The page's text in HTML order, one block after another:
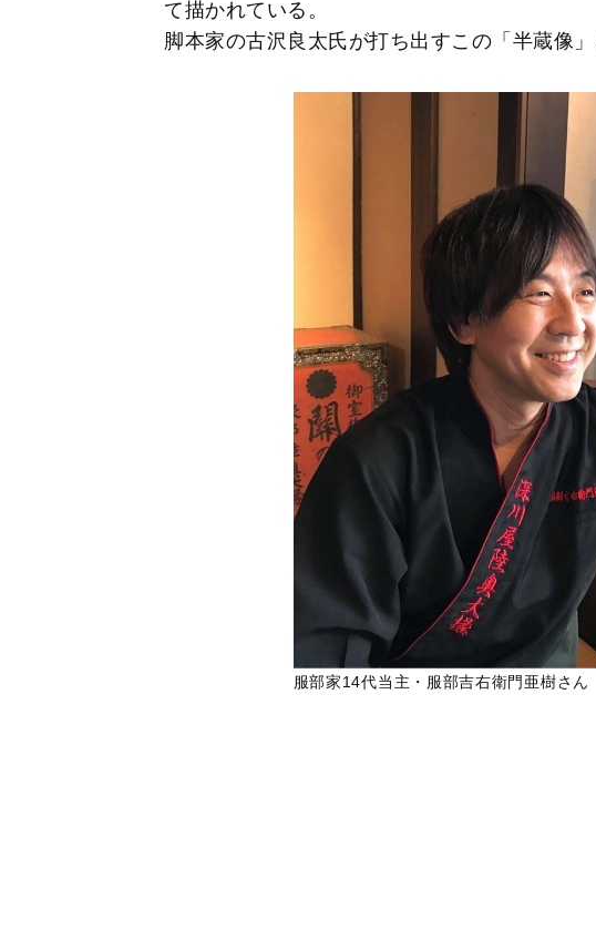
て描かれている。
脚本家の古沢良太氏が打ち出すこの「半蔵像
服部家14代当主・服部吉右衛門亜樹さん